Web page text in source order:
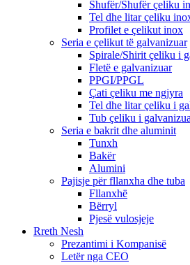
Shufër/Shufër çeliku
Tel dhe litar çeliku
Profilet e çelikut inox
Seria e çelikut të galvanizuar
Spirale/Shirit çeliku i
Fletë e galvanizuar
PPGI/PPGL
Çati çeliku me ngjyra
Tel dhe litar çeliku i
Tub çeliku i
Seria e bakrit dhe aluminit
Tunxh
Bakër
Alumini
Pajisje për fllanxha dhe tuba
Fllanxhë
Bërryl
Pjesë vulosjeje
Rreth Nesh
Prezantimi i Kompanisë
Letër nga CEO